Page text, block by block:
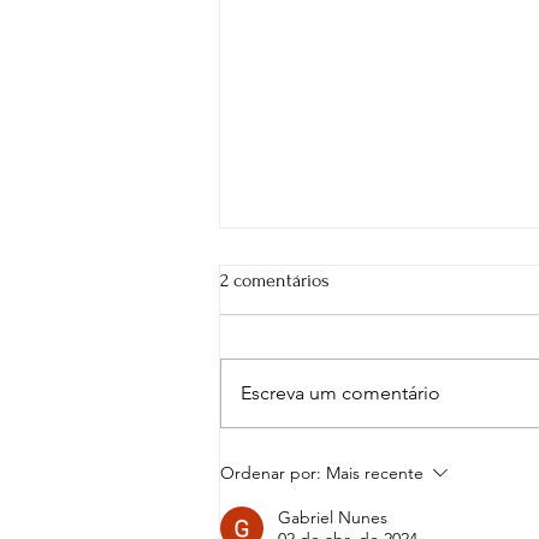
Sim pra Você: A consistência no
branding da Suhai
2 comentários
Escreva um comentário
Ordenar por: Mais recente
Gabriel Nunes